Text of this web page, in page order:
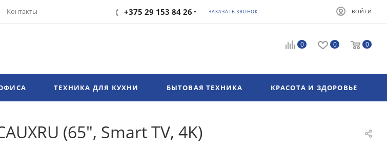
Контакты +375 29 153 84 26 ЗАКАЗАТЬ ЗВОНОК ВОЙТИ
0 0 0
ТЕХНИКА ДЛЯ КУХНИ БЫТОВАЯ ТЕХНИКА КРАСОТА И ЗДОРОВЬЕ
(65", Smart TV, 4K)